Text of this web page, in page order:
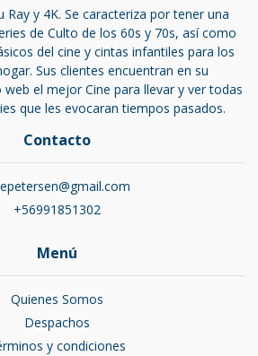
Ray y 4K. Se caracteriza por tener una
de Culto de los 60s y 70s, así como
del cine y cintas infantiles para los
Sus clientes encuentran en su
el mejor Cine para llevar y ver todas
que les evocaran tiempos pasados.
Contacto
+56991851302
Menú
Quienes Somos
Despachos
y condiciones